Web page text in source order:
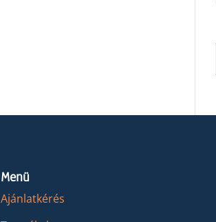
Menü
Ajánlatkérés